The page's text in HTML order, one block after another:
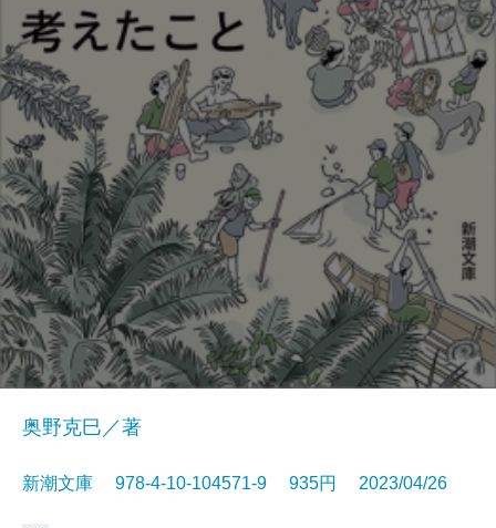
奥野克巳／著
新潮文庫 978-4-10-104571-9 935円 2023/04/26